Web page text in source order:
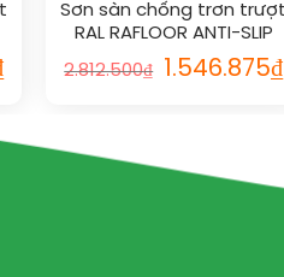
Sơn sàn chống trơn trượt
RAL RAFLOOR ANTI-SLIP
1011
2.812.500₫ 1.546.875₫